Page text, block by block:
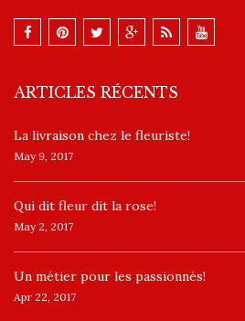
ARTICLES RÉCENTS
La livraison chez le fleuriste!
May 9, 2017
​Qui dit fleur dit la rose!
May 2, 2017
Un ​métier pour les passionnés​!
Apr 22, 2017